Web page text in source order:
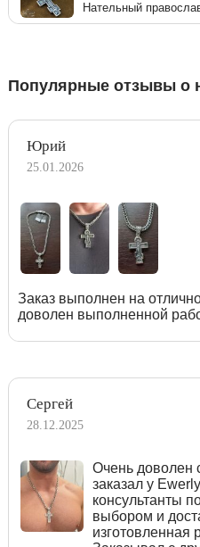
Популярные отзывы о
Юрий
25.01.2026
Заказ выполнен на
доволен выполненной
Сергей
28.12.2025
Очень доволен
заказал у
консультанты
выбором и
изготовленная